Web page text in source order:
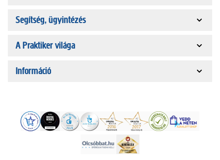
Segítség, ügyintézés
A Praktiker világa
Információ